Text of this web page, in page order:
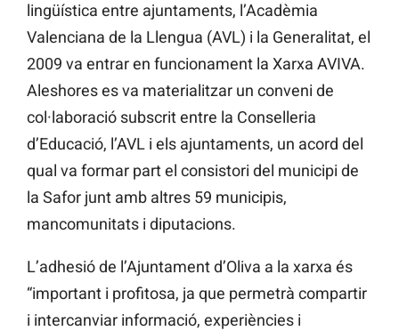
lingüística entre ajuntaments, l’Acadèmia
Valenciana de la Llengua (AVL) i la Generalitat, el
2009 va entrar en funcionament la Xarxa AVIVA.
Aleshores es va materialitzar un conveni de
col·laboració subscrit entre la Conselleria
d’Educació, l’AVL i els ajuntaments, un acord del
qual va formar part el consistori del municipi de
la Safor junt amb altres 59 municipis,
mancomunitats i diputacions.
L’adhesió de l’Ajuntament d’Oliva a la xarxa és
“important i profitosa, ja que permetrà compartir
i intercanviar informació, experiències i